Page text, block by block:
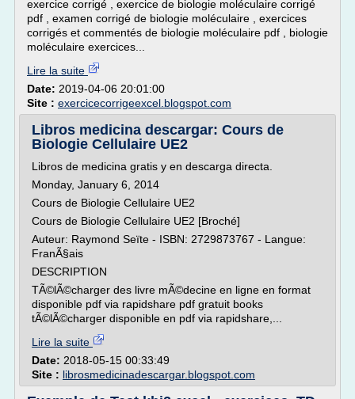
exercice corrigé , exercice de biologie moléculaire corrigé
pdf , examen corrigé de biologie moléculaire , exercices
corrigés et commentés de biologie moléculaire pdf , biologie
moléculaire exercices...
Lire la suite
Date: 2019-04-06 20:01:00
Site : exercicecorrigeexcel.blogspot.com
Libros medicina descargar: Cours de
Biologie Cellulaire UE2
Libros de medicina gratis y en descarga directa.
Monday, January 6, 2014
Cours de Biologie Cellulaire UE2
Cours de Biologie Cellulaire UE2 [Broché]
Auteur: Raymond Seïte - ISBN: 2729873767 - Langue:
FranÃ§ais
DESCRIPTION
TÃ©lÃ©charger des livre mÃ©decine en ligne en format
disponible pdf via rapidshare pdf gratuit books
tÃ©lÃ©charger disponible en pdf via rapidshare,...
Lire la suite
Date: 2018-05-15 00:33:49
Site : librosmedicinadescargar.blogspot.com